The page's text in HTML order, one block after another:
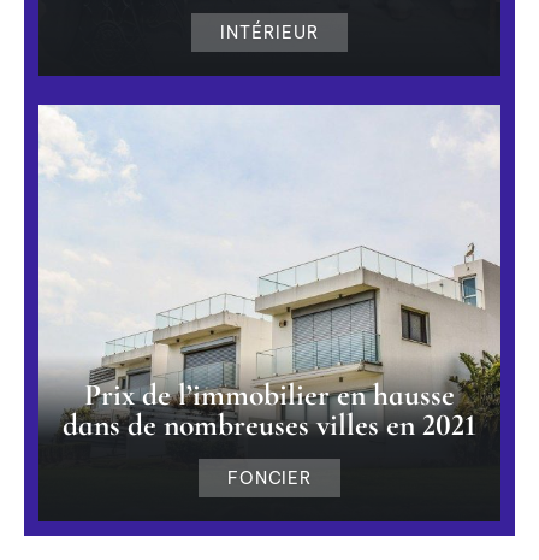
INTÉRIEUR
Prix de l’immobilier en hausse
dans de nombreuses villes en 2021
FONCIER